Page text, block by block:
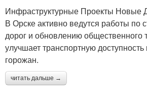
Инфраструктурные Проекты Новые
В Орске активно ведутся работы по
дорог и обновлению общественного
улучшает транспортную доступность
горожан.
читать дальше →